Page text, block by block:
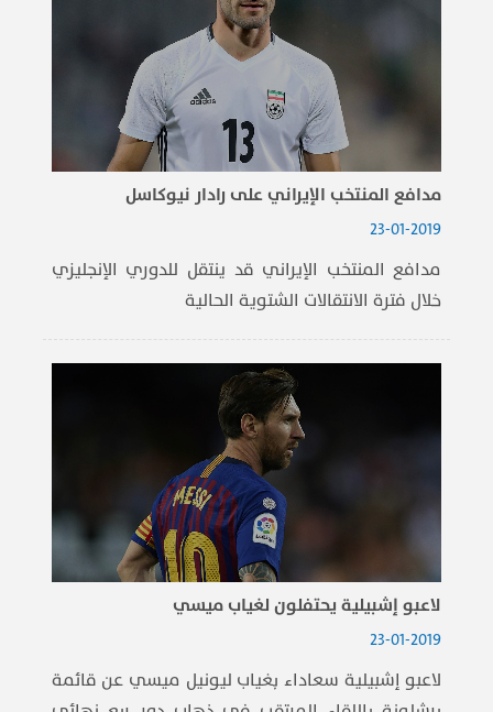
مدافع المنتخب الإيراني على رادار نيوكاسل
23-01-2019
مدافع المنتخب الإيراني قد ينتقل للدوري الإنجليزي
خلال فترة الانتقالات الشتوية الحالية
لاعبو إشبيلية يحتفلون لغياب ميسي
23-01-2019
لاعبو إشبيلية سعاداء بغياب ليونيل ميسي عن قائمة